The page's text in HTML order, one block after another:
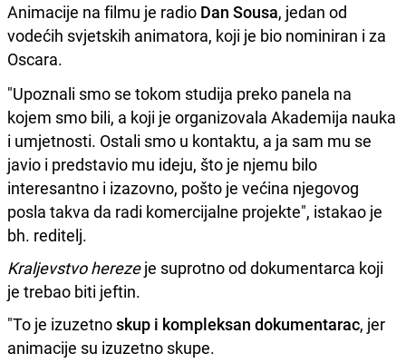
Animacije na filmu je radio Dan Sousa, jedan od
vodećih svjetskih animatora, koji je bio nominiran i za
Oscara.
"Upoznali smo se tokom studija preko panela na
kojem smo bili, a koji je organizovala Akademija nauka
i umjetnosti. Ostali smo u kontaktu, a ja sam mu se
javio i predstavio mu ideju, što je njemu bilo
interesantno i izazovno, pošto je većina njegovog
posla takva da radi komercijalne projekte", istakao je
bh. reditelj.
Kraljevstvo herezeje suprotno od dokumentarca koji
je trebao biti jeftin.
"To je izuzetnoskup i kompleksan dokumentarac, jer
animacije su izuzetno skupe.